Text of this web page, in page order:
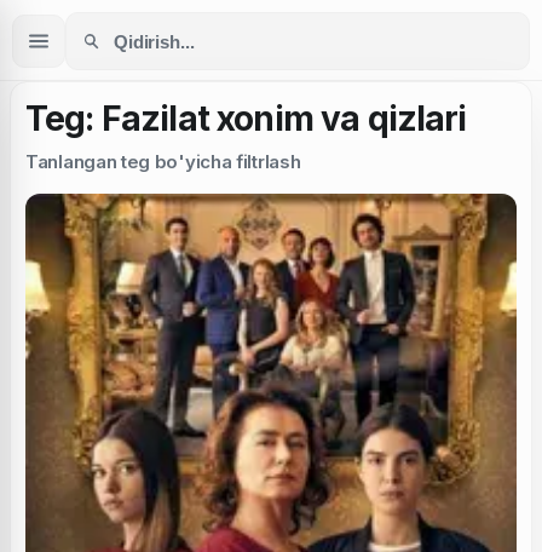
Teg: Fazilat xonim va qizlari
Tanlangan teg bo'yicha filtrlash